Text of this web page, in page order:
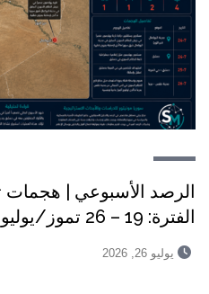
الرصد الأسبوعي |
الفترة: 19 – 26 تموز/يوليو 2025
يوليو 26, 2026